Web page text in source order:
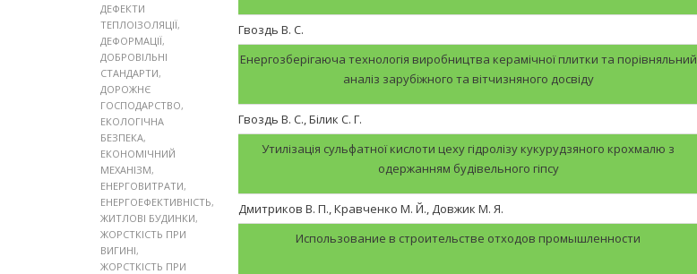
ДЕФЕКТИ
ТЕПЛОІЗОЛЯЦІЇ,
ДЕФОРМАЦІЇ,
ДОБРОВІЛЬНІ
СТАНДАРТИ,
ДОРОЖНЄ
ГОСПОДАРСТВО,
ЕКОЛОГІЧНА
БЕЗПЕКА,
ЕКОНОМІЧНИЙ
МЕХАНІЗМ,
ЕНЕРГОВИТРАТИ,
ЕНЕРГОЕФЕКТИВНІСТЬ,
ЖИТЛОВІ БУДИНКИ,
ЖОРСТКІСТЬ ПРИ
ВИГИНІ,
ЖОРСТКІСТЬ ПРИ
Гвоздь В. С.
Енергозберігаюча технологія виробництва керамічної плитки та порівняльний
аналіз зарубіжного та вітчизняного досвіду
Гвоздь В. С., Білик С. Г.
Утилізація сульфатної кислоти цеху гідролізу кукурудзяного крохмалю з
одержанням будівельного гіпсу
Дмитриков В. П., Кравченко М. Й., Довжик М. Я.
Использование в строительстве отходов промышленности